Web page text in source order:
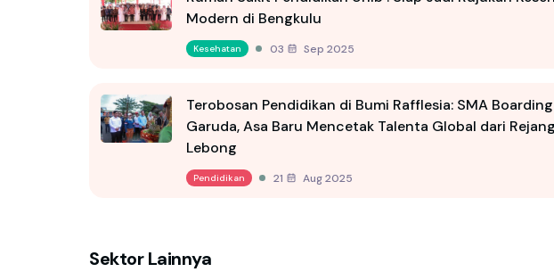
Modern di Bengkulu
Kesehatan 03 Sep 2025
Terobosan Pendidikan di Bumi Rafflesia: SMA Boarding
Garuda, Asa Baru Mencetak Talenta Global dari
Lebong
Pendidikan 21 Aug 2025
Sektor Lainnya